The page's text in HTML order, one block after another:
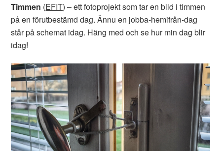
Timmen (EFIT) – ett fotoprojekt som tar en bild i timmen
på en förutbestämd dag. Ännu en jobba-hemifrån-dag
står på schemat idag. Häng med och se hur min dag blir
idag!